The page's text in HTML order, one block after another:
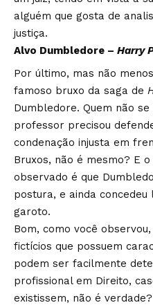
alguém que gosta de
justiça.
Alvo Dumbledore – Harry
Por último, mas não
famoso bruxo da saga de
Dumbledore. Quem não
professor precisou
condenação injusta em
Bruxos, não é mesmo? E
observado é que
postura, e ainda
garoto.
Bom, como você
fictícios que possuem
podem ser facilmente
profissional em Direito,
existissem, não é